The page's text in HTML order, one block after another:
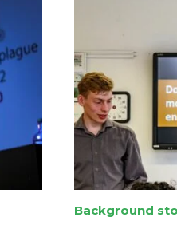
Background